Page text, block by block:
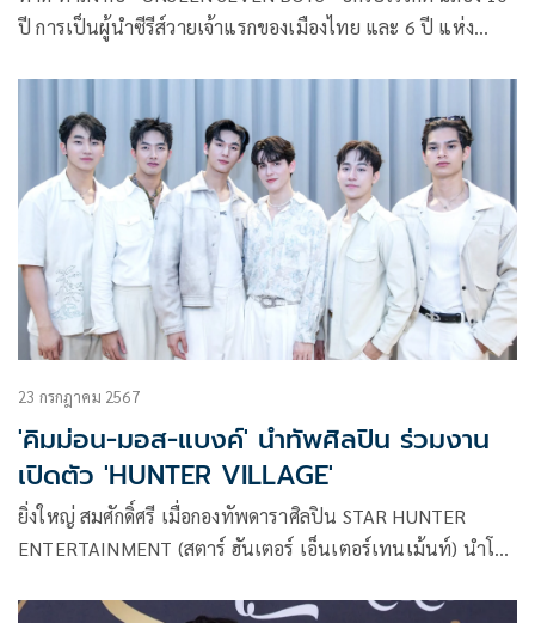
ปี การเป็นผู้นำซีรีส์วายเจ้าแรกของเมืองไทย และ 6 ปี แห่ง
ประธานกรรมการ และ เฟิร์ส-ชนันตร์ ลาภอนันต์รุ่ง ประธานเจ้า
หน้าที่บริหาร ชวนมาหวีด 7 หนุ่ม
23 กรกฎาคม 2567
'คิมม่อน-มอส-แบงค์' นำทัพศิลปิน ร่วมงาน
เปิดตัว 'HUNTER VILLAGE'
ยิ่งใหญ่ สมศักดิ์ศรี เมื่อกองทัพดาราศิลปิน STAR HUNTER
ENTERTAINMENT (สตาร์ ฮันเตอร์ เอ็นเตอร์เทนเม้นท์) นำโดย
Opening “HUNTER VILLAGE By STAR HUNTER